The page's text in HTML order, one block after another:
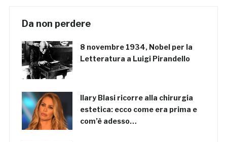
Da non perdere
8 novembre 1934, Nobel per la
Letteratura a Luigi Pirandello
Ilary Blasi ricorre alla chirurgia
estetica: ecco come era prima e
com’è adesso…